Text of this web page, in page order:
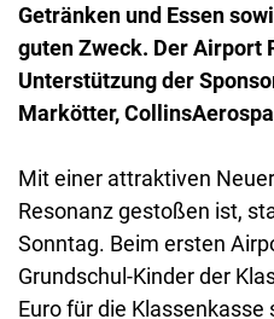
Getränken und Essen
guten Zweck. Der Airport
Unterstützung der
Markötter,
Mit einer attraktiven
Resonanz gestoßen ist,
Sonntag. Beim ersten
Grundschul-Kinder der
Euro für die Klassenkasse